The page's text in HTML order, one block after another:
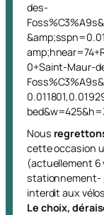
des-
0+Saint-Maur-
Nous
cette occasion
(actuellement 6
stationnement-
interdit aux
Le choix,